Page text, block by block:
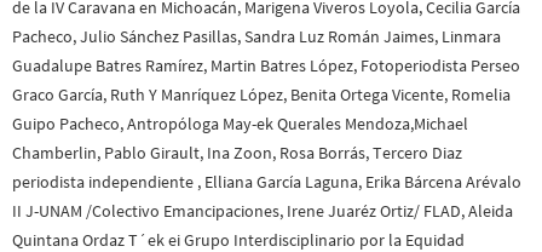
de la IV Caravana en Michoacán, Marigena Viveros Loyola, Cecilia García
Pacheco, Julio Sánchez Pasillas, Sandra Luz Román Jaimes, Linmara
Guadalupe Batres Ramírez, Martin Batres López, Fotoperiodista Perseo
Graco García, Ruth Y Manríquez López, Benita Ortega Vicente, Romelia
Guipo Pacheco, Antropóloga May-ek Querales Mendoza,Michael
Chamberlin, Pablo Girault, Ina Zoon, Rosa Borrás, Tercero Diaz
periodista independiente , Elliana García Laguna, Erika Bárcena Arévalo
II J-UNAM /Colectivo Emancipaciones, Irene Juaréz Ortiz/ FLAD, Aleida
Quintana Ordaz T´ek ei Grupo Interdisciplinario por la Equidad